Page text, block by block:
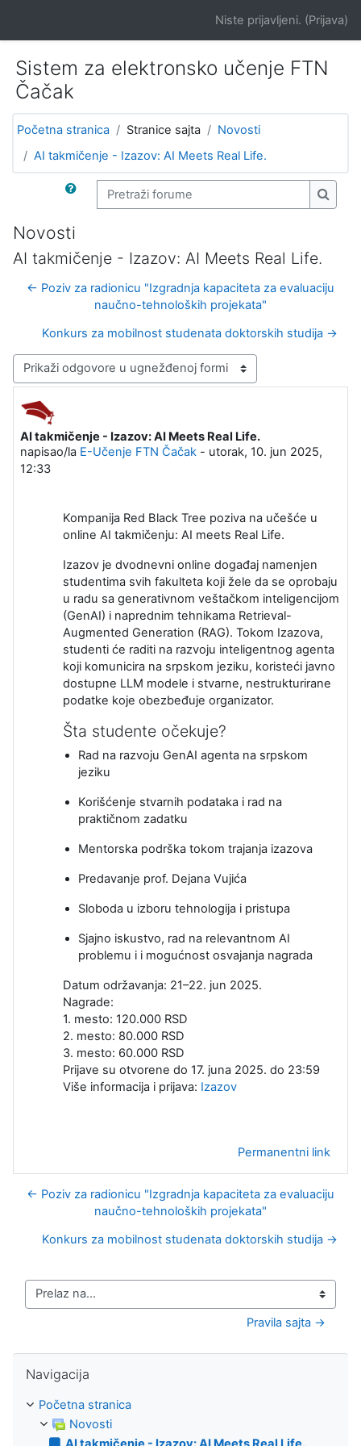
Niste prijavljeni. (Prijava)
Sistem za elektronsko učenje FTN
Čačak
Početna stranica Stranice sajta
Novosti
AI takmičenje - Izazov: AI Meets Real Life.
Pretraži forume
Novosti
AI takmičenje - Izazov: AI Meets Real Life.
← Poziv za radionicu "Izgradnja kapaciteta za evaluaciju
naučno-tehnoloških projekata"
Konkurs za mobilnost studenata doktorskih studija →
Način prikazivanja
AI takmičenje - Izazov: AI Meets Real Life.
napisao/la E-Učenje FTN Čačak - utorak, 10. jun 2025,
12:33
Broj odgovora: 0
Kompanija Red Black Tree poziva na učešće u
online AI takmičenju: AI meets Real Life.
Izazov je dvodnevni online događaj namenjen
studentima svih fakulteta koji žele da se oprobaju
u radu sa generativnom veštačkom inteligencijom
(GenAI) i naprednim tehnikama Retrieval-
Augmented Generation (RAG). Tokom Izazova,
studenti će raditi na razvoju inteligentnog agenta
koji komunicira na srpskom jeziku, koristeći javno
dostupne LLM modele i stvarne, nestrukturirane
podatke koje obezbeđuje organizator.
Šta studente očekuje?
Rad na razvoju GenAI agenta na srpskom
jeziku
Korišćenje stvarnih podataka i rad na
praktičnom zadatku
Mentorska podrška tokom trajanja izazova
Predavanje prof. Dejana Vujića
Sloboda u izboru tehnologija i pristupa
Sjajno iskustvo, rad na relevantnom AI
problemu i i mogućnost osvajanja nagrada
Datum održavanja: 21–22. jun 2025.
Nagrade:
1. mesto: 120.000 RSD
2. mesto: 80.000 RSD
3. mesto: 60.000 RSD
Prijave su otvorene do 17. juna 2025. do 23:59
Više informacija i prijava: Izazov
Permanentni link
← Poziv za radionicu "Izgradnja kapaciteta za evaluaciju
naučno-tehnoloških projekata"
Konkurs za mobilnost studenata doktorskih studija →
Prelaz na...
Pravila sajta →
Navigacija
Početna stranica
Novosti